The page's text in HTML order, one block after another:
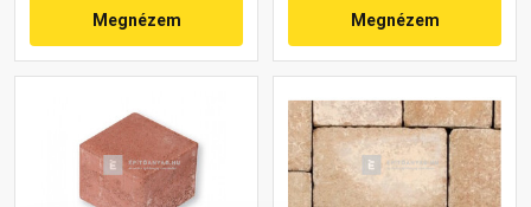
Megnézem Megnézem